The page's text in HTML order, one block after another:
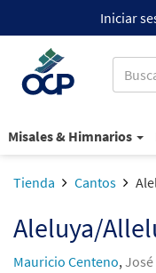
Iniciar
Misales & Himnarios
Tienda Cantos
Aleluya/
Mauricio Centeno,José